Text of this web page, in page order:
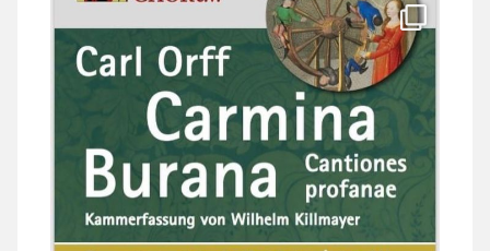
stuttgarter_oratorienchor
Juli 22